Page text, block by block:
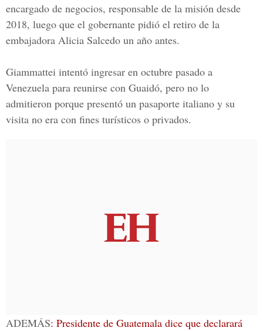
encargado de negocios, responsable de la misión desde
2018, luego que el gobernante pidió el retiro de la
embajadora Alicia Salcedo un año antes.
Giammattei intentó ingresar en octubre pasado a
Venezuela para reunirse con Guaidó, pero no lo
admitieron porque presentó un pasaporte italiano y su
visita no era con fines turísticos o privados.
ADEMÁS: Presidente de Guatemala dice que declarará